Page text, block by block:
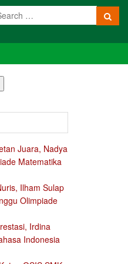
Juara, Nadya
Matematika
Ilham Sulap
Olimpiade
Irdina
Indonesia